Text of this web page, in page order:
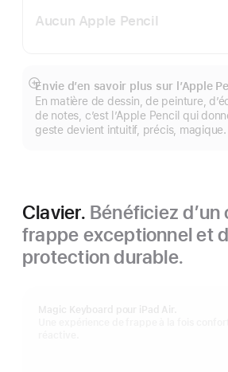
Aucun Apple Pencil
Envie d’en savoir plus sur l’Apple
En matière de dessin, de peinture,
de notes, c’est l’Apple Pencil qui
geste devient intuitif, précis, magique.
Afficher
plus
Clavier. Bénéficiez
frappe exceptionnel et
protection durable.